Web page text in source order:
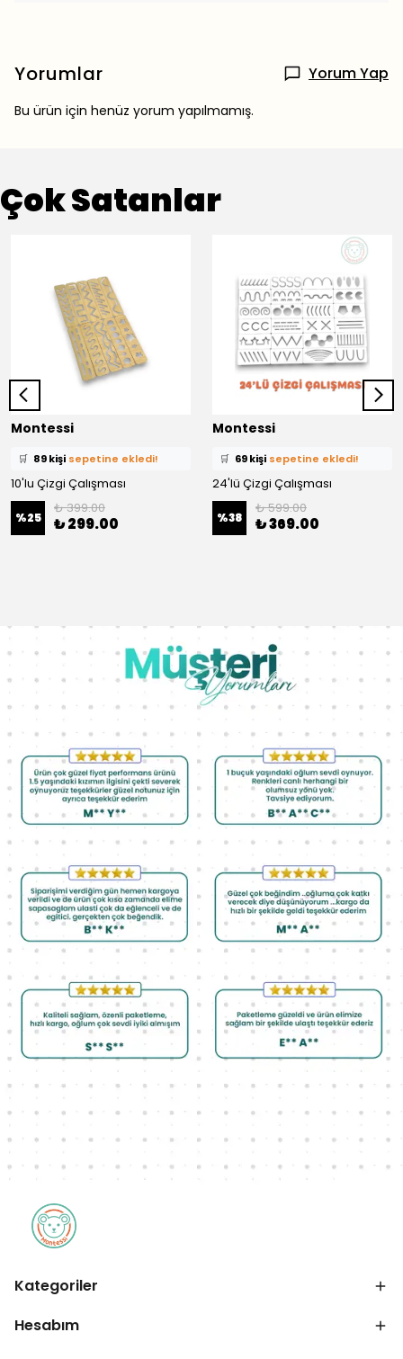
Yorumlar Yorum Yap
Bu ürün için henüz yorum yapılmamış.
Çok Satanlar
Montessi
⭐️ Bu ürünü
🛒 89 kişi sepetine ekledi!
✅ Bugün59 adetsatıldı
10'lu Çizgi Çalışması
%25
₺ 399.00
₺ 299.00
Montessi
⭐️ Bu ürünü
🛒 69 kişi sepetine ekledi!
✅ Bugün 39 adetsatıldı
24'lü Çizgi Çalışması
%38
₺ 599.00
₺ 369.00
Kategoriler
Hesabım